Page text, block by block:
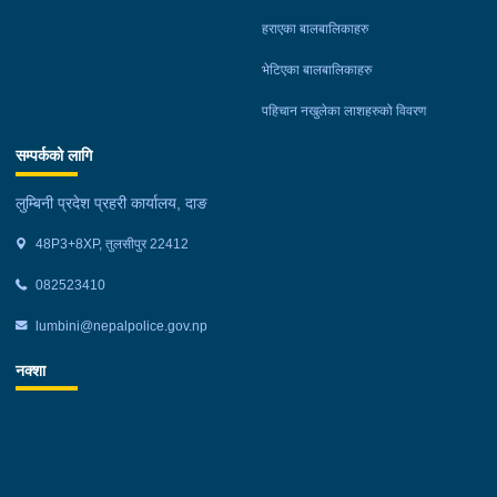
हराएका बालबालिकाहरु
भेटिएका बालबालिकाहरु
पहिचान नखुलेका लाशहरुको विवरण
सम्पर्कको लागि
लुम्बिनी प्रदेश प्रहरी कार्यालय, दाङ
48P3+8XP, तुलसीपुर 22412
082523410
lumbini@nepalpolice.gov.np
नक्शा